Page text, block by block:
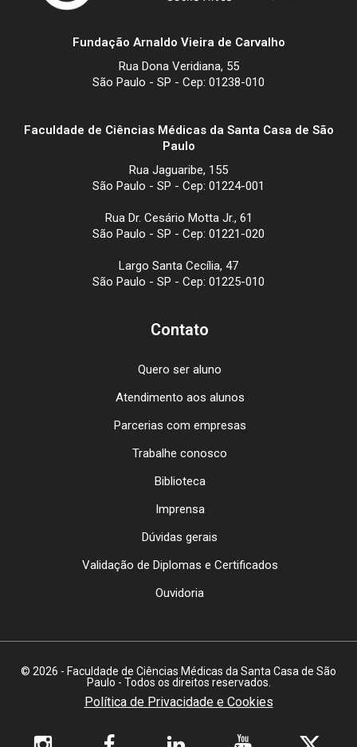
Fundação Arnaldo Vieira de Carvalho
Rua Dona Veridiana, 55
São Paulo - SP - Cep: 01238-010
Faculdade de Ciências Médicas da Santa Casa de São
Paulo
Rua Jaguaribe, 155
São Paulo - SP - Cep: 01224-001
Rua Dr. Cesário Motta Jr., 61
São Paulo - SP - Cep: 01221-020
Largo Santa Cecília, 47
São Paulo - SP - Cep: 01225-010
Contato
Quero ser aluno
Atendimento aos alunos
Parcerias com empresas
Trabalhe conosco
Biblioteca
Imprensa
Dúvidas gerais
Validação de Diplomas e Certificados
Ouvidoria
© 2026 - Faculdade de Ciências Médicas da Santa Casa de São
Paulo - Todos os direitos reservados.
Política de Privacidade e Cookies